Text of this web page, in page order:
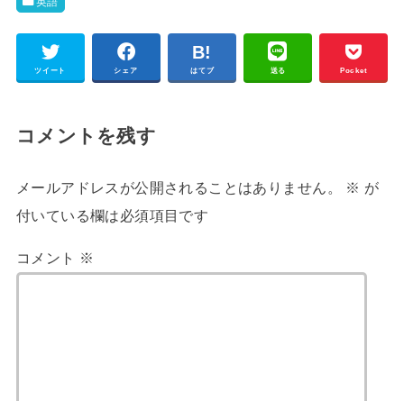
ツイート シェア はてブ 送る Pocket
コメントを残す
メールアドレスが公開されることはありません。 ※ が
付いている欄は必須項目です
コメント ※